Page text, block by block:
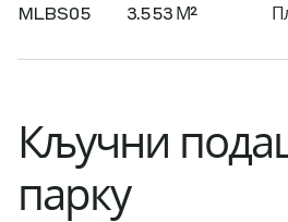
MLBS05 3.553 М²
Кључни
парку